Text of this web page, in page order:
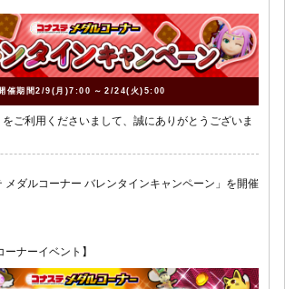
催期間2/9(月)7:00 ～ 2/24(火)5:00
ご利用くださいまして、誠にありがとうございま
メダルコーナー バレンタインキャンペーン」を開催
ーナーイベント】